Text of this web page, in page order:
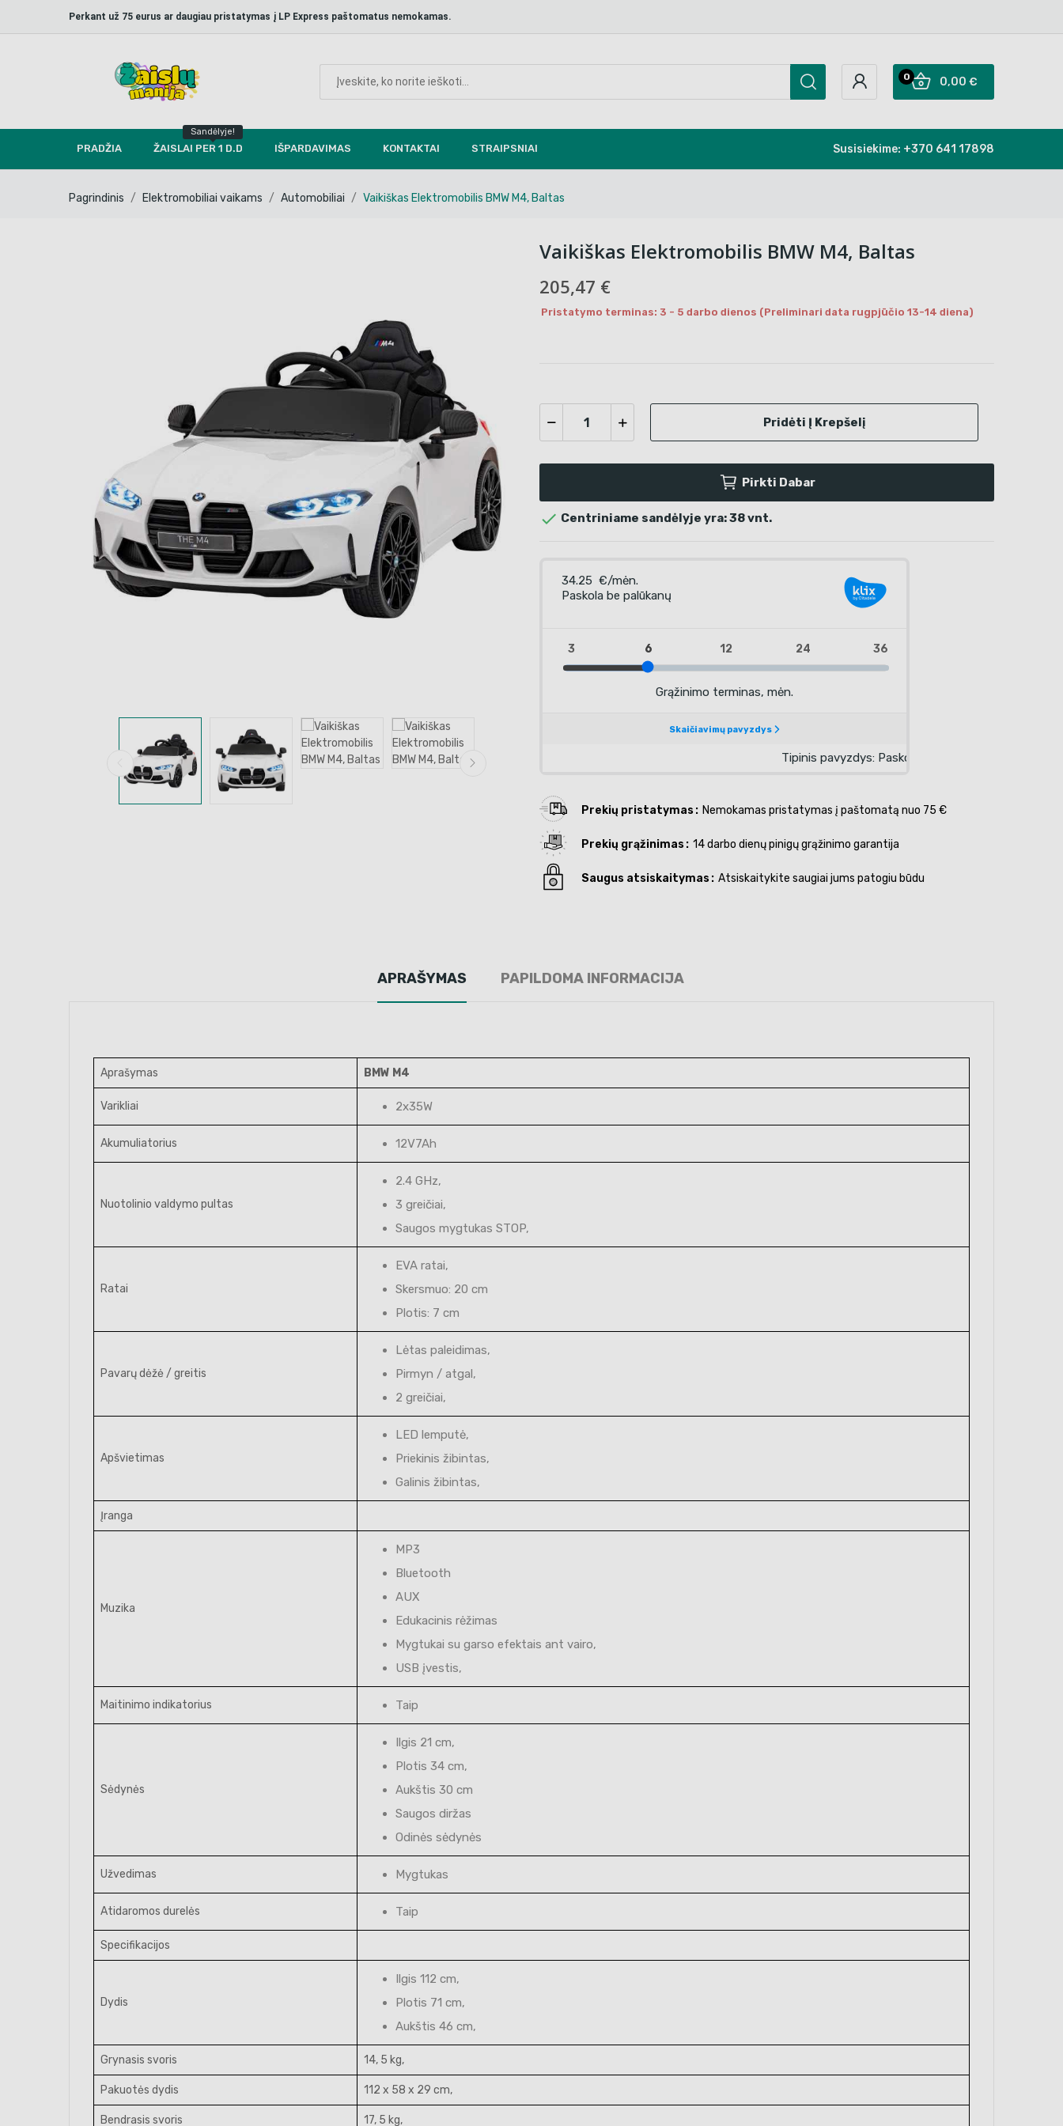
Perkant už 75 eurus ar daugiau pristatymas į LP Express paštomatus nemokamas.
0,00 €
0
PRADŽIA ŽAISLAI PER 1 D.D
Sandėlyje!
IŠPARDAVIMAS KONTAKTAI STRAIPSNIAI Susisiekime: +370 641 17898
Pagrindinis Elektromobiliai vaikams Automobiliai Vaikiškas Elektromobilis BMW M4, Baltas
Vaikiškas Elektromobilis BMW M4, Baltas
205,47 €
Pristatymo terminas: 3 - 5 darbo dienos (Preliminari data rugpjūčio 13-14 diena)
Pridėti Į Krepšelį
Pirkti Dabar
 Centriniame sandėlyje yra: 38 vnt.
Prekių pristatymas Nemokamas pristatymas į paštomatą nuo 75 €
Prekių grąžinimas 14 darbo dienų pinigų grąžinimo garantija
Saugus atsiskaitymas Atsiskaitykite saugiai jums patogiu būdu
APRAŠYMAS PAPILDOMA INFORMACIJA
Aprašymas BMW M4
Varikliai 2x35W
Akumuliatorius 12V7Ah
Nuotolinio valdymo pultas
2.4 GHz,
3 greičiai,
Saugos mygtukas STOP,
Ratai
EVA ratai,
Skersmuo: 20 cm
Plotis: 7 cm
Pavarų dėžė / greitis
Lėtas paleidimas,
Pirmyn / atgal,
2 greičiai,
Apšvietimas
LED lemputė,
Priekinis žibintas,
Galinis žibintas,
Įranga
Muzika
MP3
Bluetooth
AUX
Edukacinis rėžimas
Mygtukai su garso efektais ant vairo,
USB įvestis,
Maitinimo indikatorius Taip
Sėdynės
Ilgis 21 cm,
Plotis 34 cm,
Aukštis 30 cm
Saugos diržas
Odinės sėdynės
Užvedimas Mygtukas
Atidaromos durelės Taip
Specifikacijos
Dydis
Ilgis 112 cm,
Plotis 71 cm,
Aukštis 46 cm,
Grynasis svoris 14, 5 kg,
Pakuotės dydis 112 x 58 x 29 cm,
Bendrasis svoris 17, 5 kg,